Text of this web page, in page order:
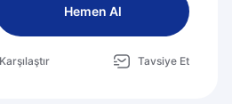
Hemen Al
Karşılaştır Tavsiye Et